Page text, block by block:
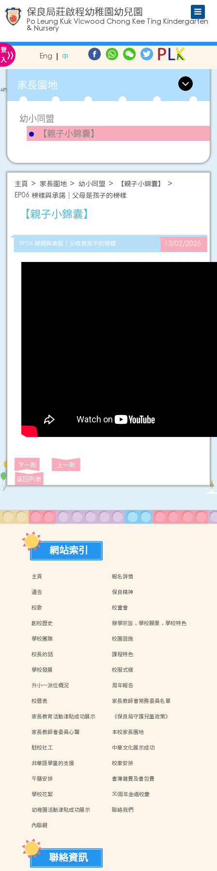
保良局莊啟程幼稚園幼兒園
Po Leung Kuk Vicwood Chong Kee Ting Kindergarten
& Nursery
登
入» Eng 中
家長園地
幼小同盟
【親子小錦囊】
主頁 家長園地 幼小同盟
【親子小錦囊】
EP06 榜樣與承諾｜父母是孩子的榜樣
【親子小錦囊】
EP06 榜樣與承諾｜父母是孩子的榜樣 13/02/2025
下一則
上一則
返回列表
網站索引
主頁
報名詳情
通告
保良精神
校歌
校董會
創校歷史
辦學宗旨、學校願景、學校特色
學校團隊
校園設施
校長的話
課程特色
學校發展
校服式樣
升小一派位概況
周年報告
校曆表
家長教師會常務委員名單
家長教育活動津貼成功展示
《保良局守護兒童政策》
家長教師會委員心聲
本校家長園地
駐校社工
中華文化展示成功
非華語學童的支援
校車安排
午膳安排
書簿雜費及書包費
學校花絮
50周年金禧校慶
幼稚園活動津貼成功展示
聯絡我們
內聯網
聯絡資訊